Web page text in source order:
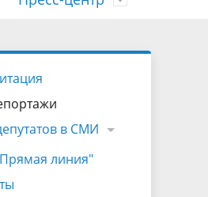
сессии
расходах, об
материалыв СМИ
линия"